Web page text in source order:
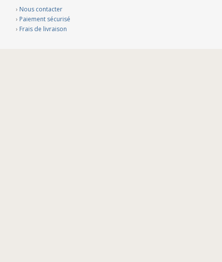
› Nous contacter
› Paiement sécurisé
› Frais de livraison